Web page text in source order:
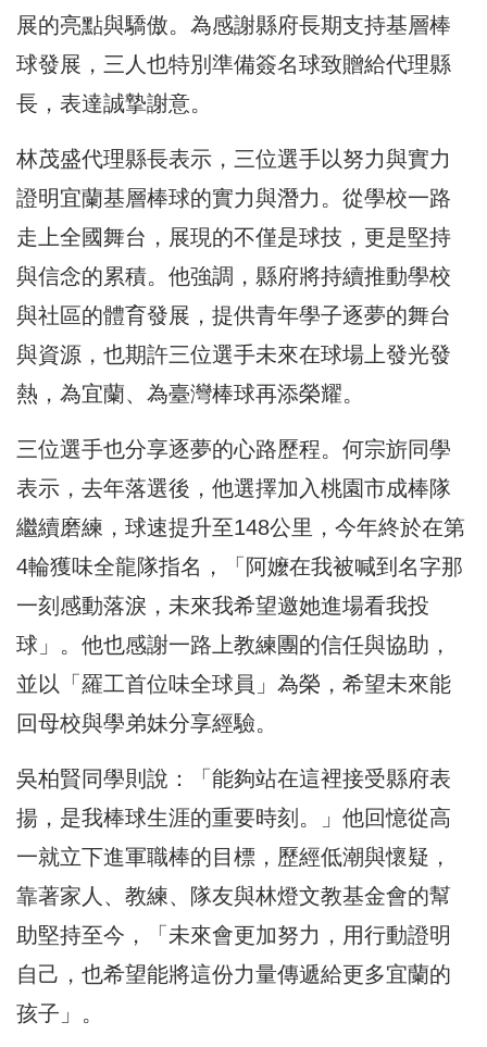
展的亮點與驕傲。為感謝縣府長期支持基層棒
球發展，三人也特別準備簽名球致贈給代理縣
長，表達誠摯謝意。
林茂盛代理縣長表示，三位選手以努力與實力
證明宜蘭基層棒球的實力與潛力。從學校一路
走上全國舞台，展現的不僅是球技，更是堅持
與信念的累積。他強調，縣府將持續推動學校
與社區的體育發展，提供青年學子逐夢的舞台
與資源，也期許三位選手未來在球場上發光發
熱，為宜蘭、為臺灣棒球再添榮耀。
三位選手也分享逐夢的心路歷程。何宗旂同學
表示，去年落選後，他選擇加入桃園市成棒隊
繼續磨練，球速提升至148公里，今年終於在第
4輪獲味全龍隊指名，「阿嬤在我被喊到名字那
一刻感動落淚，未來我希望邀她進場看我投
球」。他也感謝一路上教練團的信任與協助，
並以「羅工首位味全球員」為榮，希望未來能
回母校與學弟妹分享經驗。
吳柏賢同學則說：「能夠站在這裡接受縣府表
揚，是我棒球生涯的重要時刻。」他回憶從高
一就立下進軍職棒的目標，歷經低潮與懷疑，
靠著家人、教練、隊友與林燈文教基金會的幫
助堅持至今，「未來會更加努力，用行動證明
自己，也希望能將這份力量傳遞給更多宜蘭的
孩子」。